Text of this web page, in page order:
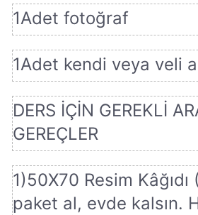
1Adet fotoğraf
1Adet kendi veya veli
DERS İÇİN GEREKLİ
GEREÇLER
1)50X70 Resim Kâğıdı
paket al, evde kalsın.